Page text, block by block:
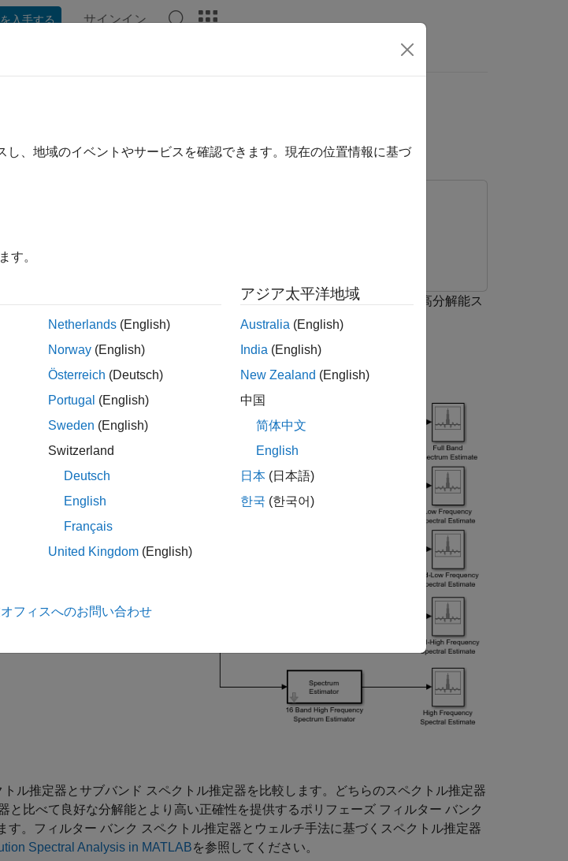
入手する サインイン
ません。最新版の英語を参照するには、ここをクリックします。
バンク ベースのパワー スペクトル推定
ばれることもある効率のよいポリフェーズ フィルター バンクを使用して高分解能ス
明します。
ル推定器とサブバンド スペクトル推定器を比較します。どちらのスペクトル推定器
と比べて良好な分解能とより高い正確性を提供するポリフェーズ フィルター バンク
す。フィルター バンク スペクトル推定器とウェルチ手法に基づくスペクトル推定器
Spectral Analysis in MATLABを参照してください。
、地域のイベントやサービスを確認できます。現在の位置情報に基づ
す。
Netherlands (English)
Norway (English)
Österreich (Deutsch)
Portugal (English)
Sweden (English)
Switzerland
Deutsch
English
Français
United Kingdom (English)
アジア太平洋地域
Australia (English)
India (English)
New Zealand (English)
中国
简体中文
English
日本 (日本語)
한국 (한국어)
フィスへのお問い合わせ